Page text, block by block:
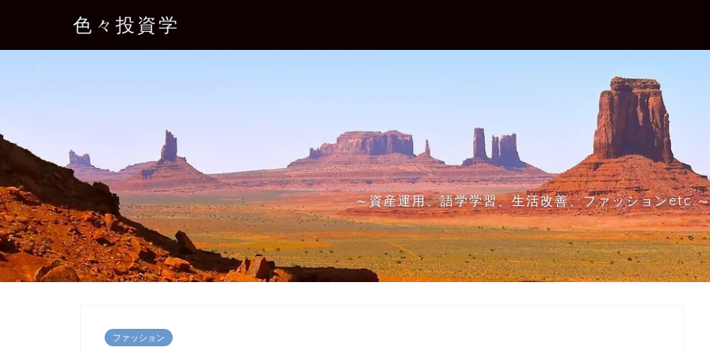
色々投資学
～資産運用、語学学習、生活改善、ファッションetc.～
ファッション